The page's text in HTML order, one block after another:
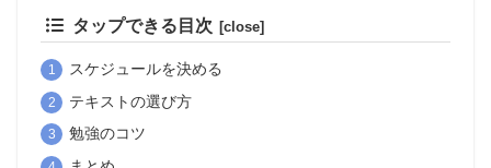
タップできる目次
スケジュールを決める
テキストの選び方
勉強のコツ